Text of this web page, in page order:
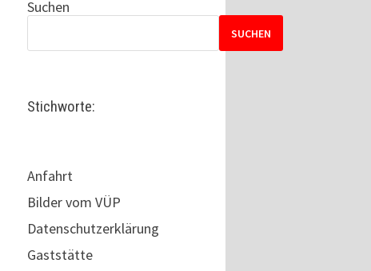
Suchen
SUCHEN
Stichworte:
Anfahrt
Bilder vom VÜP
Datenschutzerklärung
Gaststätte